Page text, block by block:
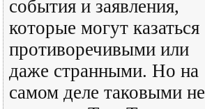
события и заявления,
которые могут казаться
противоречивыми или
даже странными. Но на
самом деле таковыми не